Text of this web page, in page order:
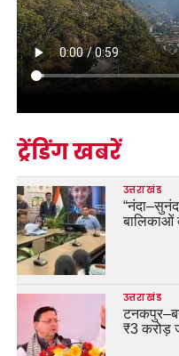
ट्रेंडिंग खबरें
उत्तराखंड
बालिकाओं
उत्तराखंड
₹3 करोड़